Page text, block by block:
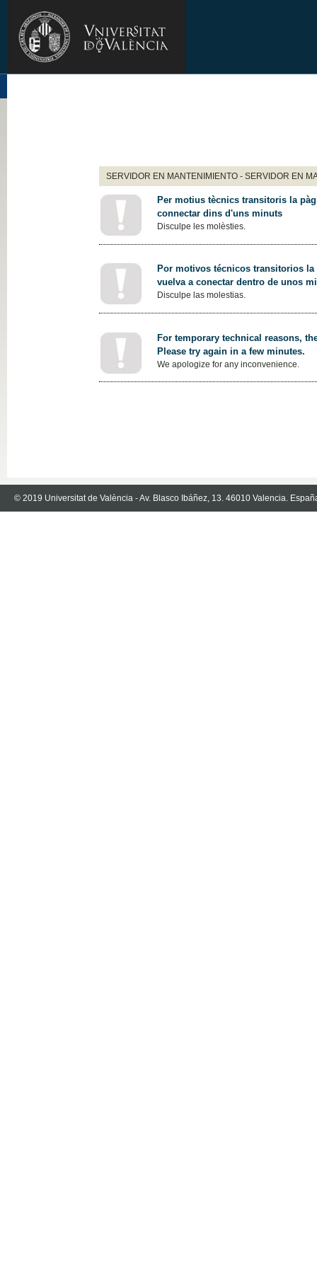
SERVIDOR EN MANTENIMIENTO - SERVIDOR EN
Per motius tècnics transitoris la
connectar dins d'uns minuts
Disculpe les molèsties.
Por motivos técnicos transitorios
vuelva a conectar dentro de unos
Disculpe las molestias.
For temporary technical reasons,
Please try again in a few minutes.
We apologize for any inconvenience.
© 2019 Universitat de València - Av. Blasco Ibáñez, 13. 46010 Valencia.